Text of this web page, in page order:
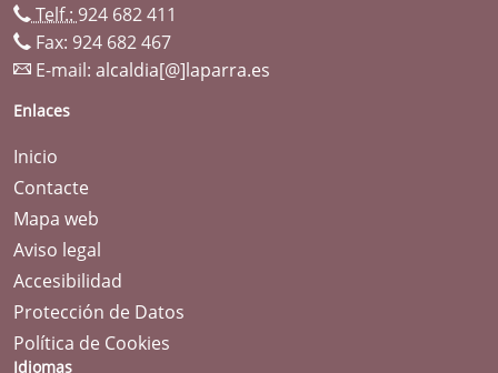
Telf.: 924 682 411
Fax: 924 682 467
E-mail: alcaldia[@]laparra.es
Enlaces
Inicio
Contacte
Mapa web
Aviso legal
Accesibilidad
Protección de Datos
Política de Cookies
Idiomas